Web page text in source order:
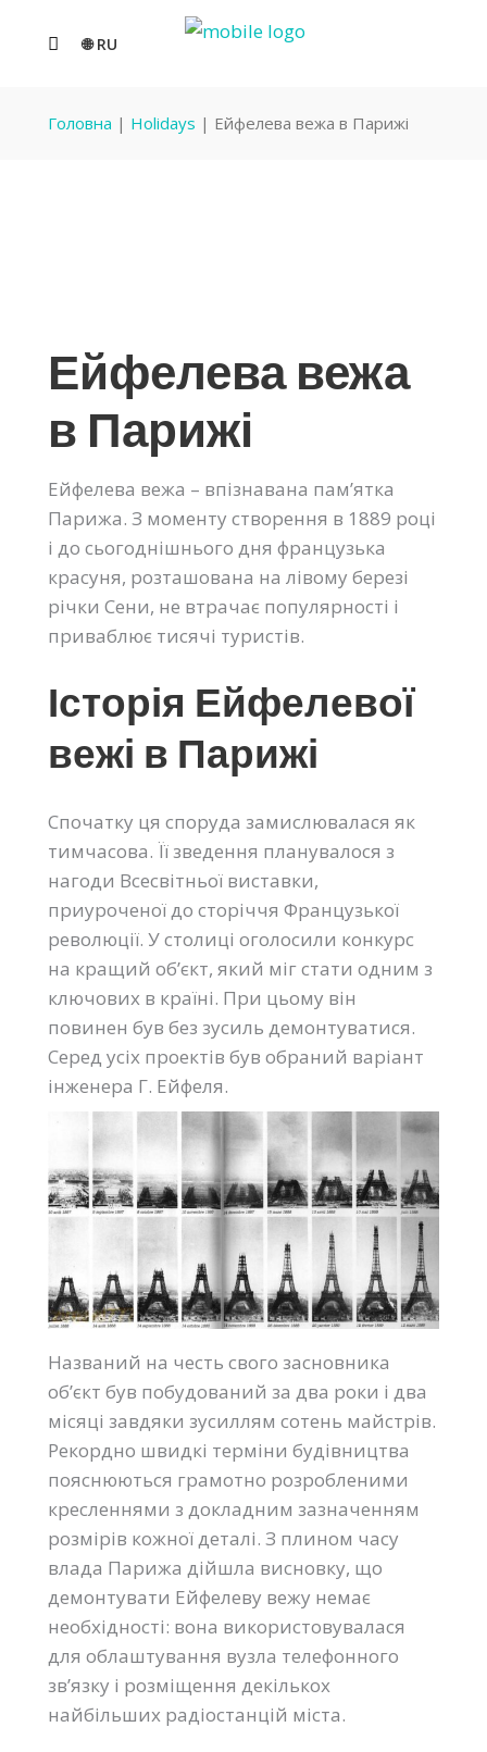
🌐 RU
Головна | Holidays | Ейфелева вежа в Парижі
Ейфелева вежа
в Парижі
Ейфелева вежа – впізнавана пам’ятка
Парижа. З моменту створення в 1889 році
і до сьогоднішнього дня французька
красуня, розташована на лівому березі
річки Сени, не втрачає популярності і
приваблює тисячі туристів.
Історія Ейфелевої
вежі в Парижі
Спочатку ця споруда замислювалася як
тимчасова. Її зведення планувалося з
нагоди Всесвітньої виставки,
приуроченої до сторіччя Французької
революції. У столиці оголосили конкурс
на кращий об’єкт, який міг стати одним з
ключових в країні. При цьому він
повинен був без зусиль демонтуватися.
Серед усіх проектів був обраний варіант
інженера Г. Ейфеля.
Названий на честь свого засновника
об’єкт був побудований за два роки і два
місяці завдяки зусиллям сотень майстрів.
Рекордно швидкі терміни будівництва
пояснюються грамотно розробленими
кресленнями з докладним зазначенням
розмірів кожної деталі. З плином часу
влада Парижа дійшла висновку, що
демонтувати Ейфелеву вежу немає
необхідності: вона використовувалася
для облаштування вузла телефонного
зв’язку і розміщення декількох
найбільших радіостанцій міста.